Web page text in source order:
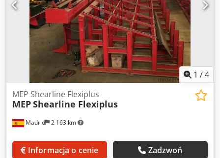
1 /4
Madrid 2 163 km
MEP Shearline Flexiplus
MEPShearline Flexiplus
Informacja o cenie Zadzwoń